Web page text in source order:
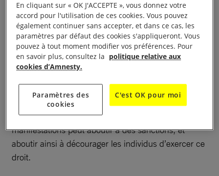
avoir un effet dissuasif sur le droit à la liberté de
réunion pacifique. En France, des manifestants ont
parfois reçu des contraventions après avoir été
identifiés à l’aide de caméras de vidéosurveillance,
et ce, pour des infractions problématiques au regard
à des manifestations interdites alors que
l’interdiction était abusive [3] : ce type de pratiques
illustre comment le fait d’être filmé dans des
manifestations peut aboutir à des sanctions, et
aboutir ainsi à décourager les individus d’exercer ce
droit.
En cliquant sur « OK J'ACCEPTE », vous donnez votre
accord pour l'utilisation de ces cookies. Vous pouvez
également continuer sans accepter, et dans ce cas, les
paramètres par défaut des cookies s'appliqueront. Vous
pouvez à tout moment modifier vos préférences. Pour
en savoir plus, consultez la politique relative aux
cookies d’Amnesty.
Paramètres des
cookies
C'est OK pour moi